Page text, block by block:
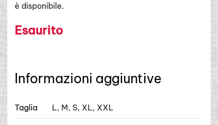
è disponibile.
Esaurito
Informazioni aggiuntive
Taglia L, M, S, XL, XXL